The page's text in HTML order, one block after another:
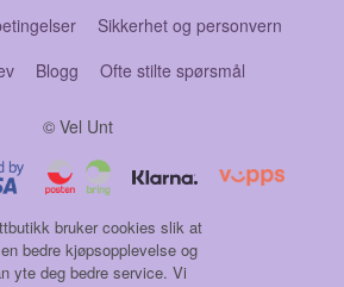
Sikkerhet og personvern
Blogg Ofte stilte spørsmål
© Vel Unt
bruker cookies slik at
bedre kjøpsopplevelse og
yte deg bedre service. Vi